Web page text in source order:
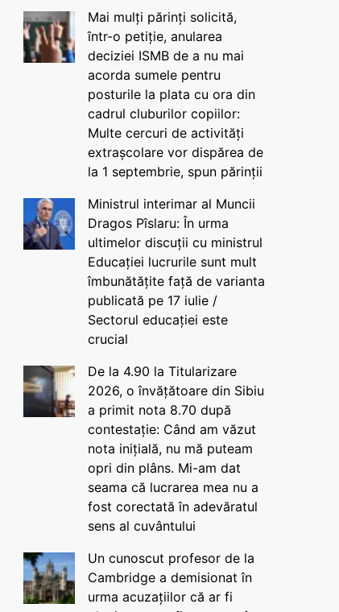
Mai mulți părinți solicită,
într-o petiție, anularea
deciziei ISMB de a nu mai
acorda sumele pentru
posturile la plata cu ora din
cadrul cluburilor copiilor:
Multe cercuri de activități
extrașcolare vor dispărea de
la 1 septembrie, spun părinții
Ministrul interimar al Muncii
Dragos Pîslaru: În urma
ultimelor discuții cu ministrul
Educației lucrurile sunt mult
îmbunătățite față de varianta
publicată pe 17 iulie /
Sectorul educației este
crucial
De la 4.90 la Titularizare
2026, o învățătoare din Sibiu
a primit nota 8.70 după
contestație: Când am văzut
nota inițială, nu mă puteam
opri din plâns. Mi-am dat
seama că lucrarea mea nu a
fost corectată în adevăratul
sens al cuvântului
Un cunoscut profesor de la
Cambridge a demisionat în
urma acuzațiilor că ar fi